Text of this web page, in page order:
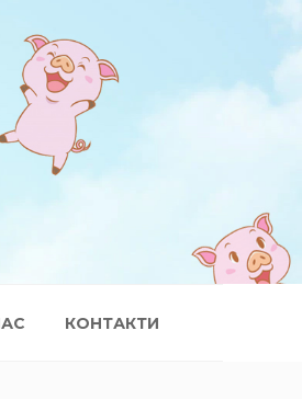
КОНТАКТИ